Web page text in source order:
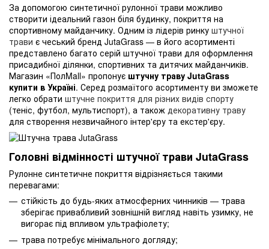
За допомогою синтетичної рулонної трави можливо
створити ідеальний газон біля будинку, покриття на
спортивному майданчику. Одним із лідерів ринку штучної
трави є чеський бренд JutaGrass — в його асортименті
представлено багато серій штучної трави для оформлення
присадибної ділянки, спортивних та дитячих майданчиків.
Магазин «ПолMall» пропонує штучну траву JutaGrass
купити в Україні. Серед розмаїтого асортименту ви зможете
легко обрати штучне покриття для різних видів спорту
(теніс, футбол, мультиспорт), а також декоративну траву
для створення незвичайного інтер'єру та екстер'єру.
Головні відмінності штучної трави JutaGrass
Рулонне синтетичне покриття відрізняється такими
перевагами:
стійкість до будь-яких атмосферних чинників — трава
зберігає привабливий зовнішній вигляд навіть узимку, не
вигорає під впливом ультрафіолету;
трава потребує мінімального догляду;